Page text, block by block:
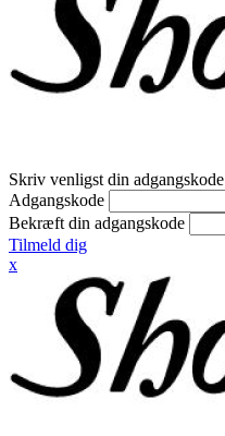
Skriv venligst din adgangskode
Adgangskode
Bekræft din adgangskode
Tilmeld dig
x